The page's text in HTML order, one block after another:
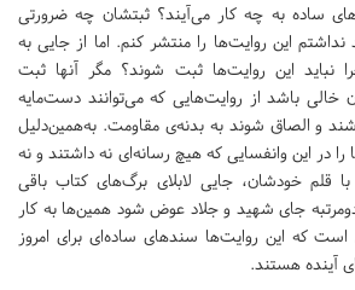
ساده‌ به چه کار می‌آیند؟ ثبتشان چه ضرورتی
این روایت‌ها را منتشر کنم. اما از جایی به
نباید این روایت‌ها ثبت شوند؟ مگر آنها ثبت
خالی باشد از روایت‌هایی که می‌توانند دست‌مایه
و الصاق شوند به بدنه‌ی مقاومت‌. به‌همین‌دلیل
در این وانفسایی که هیچ رسانه‌ای نه داشتند و نه
قلم خودشان، جایی لابلای برگ‌های کتاب باقی
جای شهید و جلاد عوض شود همین‌ها به کار
که این روایت‌ها سندهای ساده‌ای برای امروز
آینده هستند.